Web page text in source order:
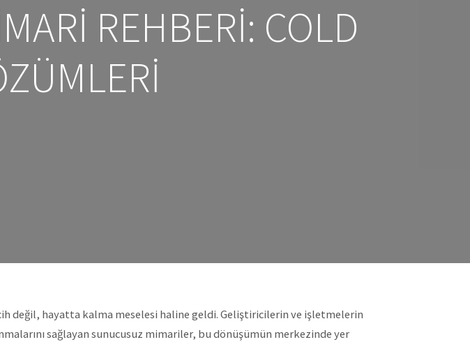
REHBERI: COLD
değil, hayatta kalma meselesi haline geldi. Geliştiricilerin ve işletmelerin
sağlayan sunucusuz mimariler, bu dönüşümün merkezinde yer